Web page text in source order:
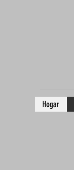
Hogar